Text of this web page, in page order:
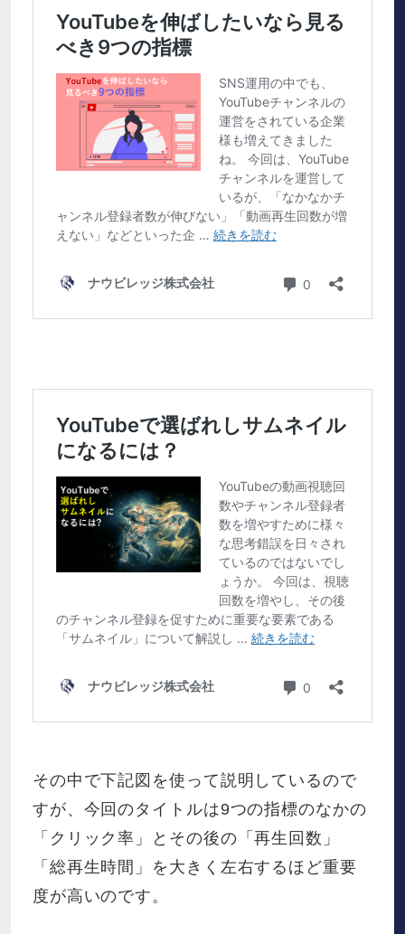
その中で下記図を使って説明しているので
すが、今回のタイトルは9つの指標のなかの
「クリック率」とその後の「再生回数」
「総再生時間」を大きく左右するほど重要
度が高いのです。